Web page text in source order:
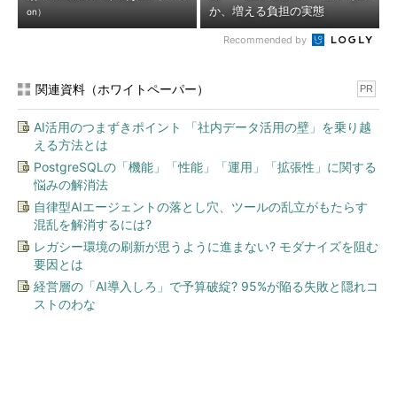
on）
か、増える負担の実態
Recommended by
関連資料（ホワイトペーパー） PR
AI活用のつまずきポイント 「社内データ活用の壁」を乗り越
える方法とは
PostgreSQLの「機能」「性能」「運用」「拡張性」に関する
悩みの解消法
自律型AIエージェントの落とし穴、ツールの乱立がもたらす
混乱を解消するには?
レガシー環境の刷新が思うように進まない? モダナイズを阻む
要因とは
経営層の「AI導入しろ」で予算破綻? 95%が陥る失敗と隠れコ
ストのわな